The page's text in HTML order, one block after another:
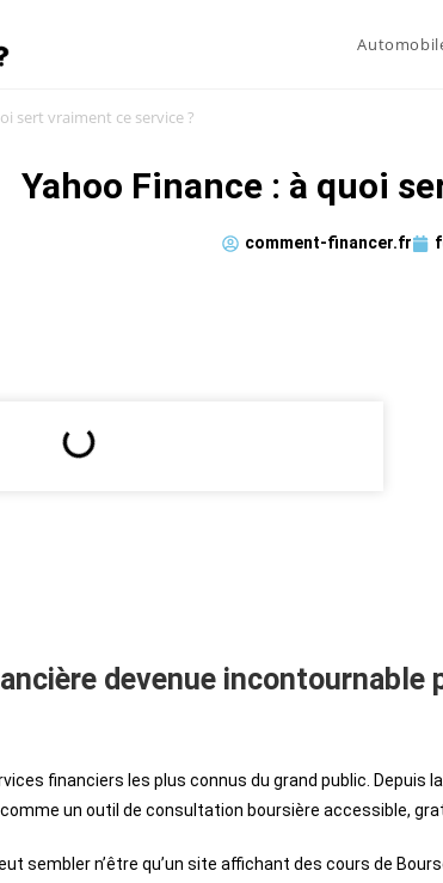
sert vraiment ce service ?
Yahoo Finance : à quoi
comment-financer.fr
devenue incontournable
financiers les plus connus du grand public. Depuis
un outil de consultation boursière accessible,
sembler n’être qu’un site affichant des cours de